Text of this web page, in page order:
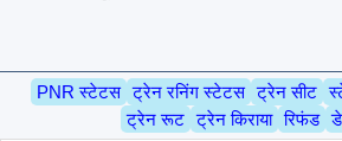
PNR स्टेटस ट्रेन रनिंग स्टेटस ट्रेन सीट
ट्रेन रूट ट्रेन किराया रिफंड